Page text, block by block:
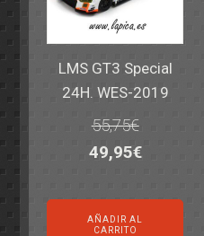
LMS GT3 Special
24H. WES-2019
55,75€
El
original
49,95€El
actual
AÑADIR AL
CARRITO